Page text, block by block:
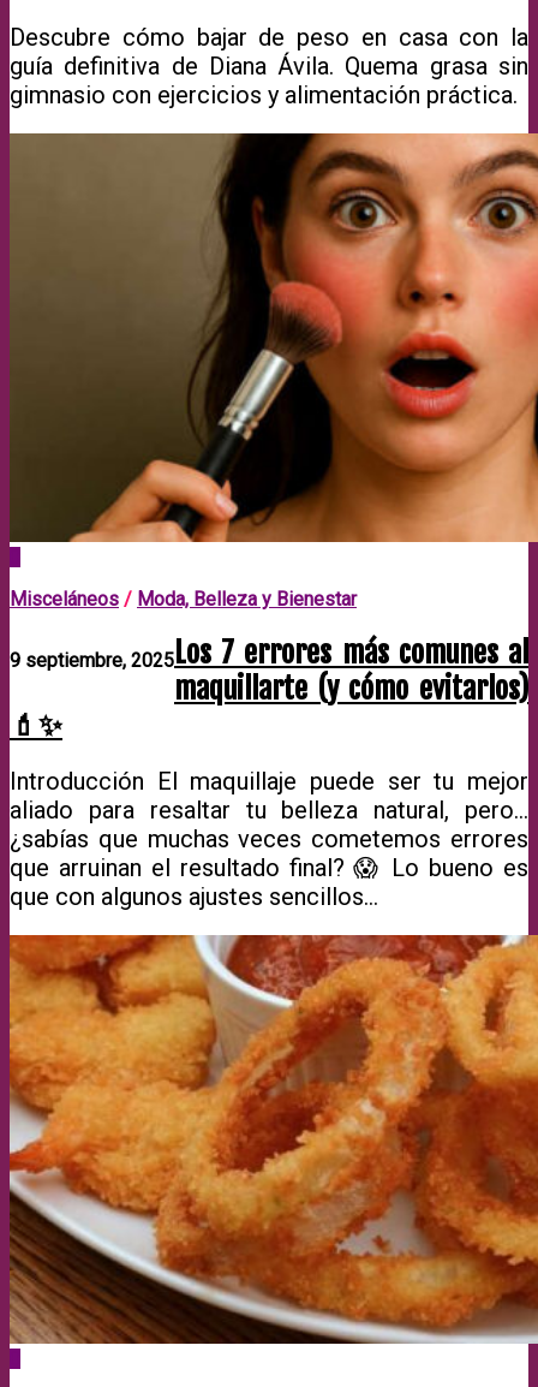
Descubre cómo bajar de peso en casa con la
guía definitiva de Diana Ávila. Quema grasa sin
gimnasio con ejercicios y alimentación práctica.
Misceláneos / Moda, Belleza y Bienestar
9 septiembre, 2025 Los 7 errores más comunes al
maquillarte (y cómo evitarlos)
💄✨
Introducción El maquillaje puede ser tu mejor
aliado para resaltar tu belleza natural, pero…
¿sabías que muchas veces cometemos errores
que arruinan el resultado final? 😱 Lo bueno es
que con algunos ajustes sencillos...